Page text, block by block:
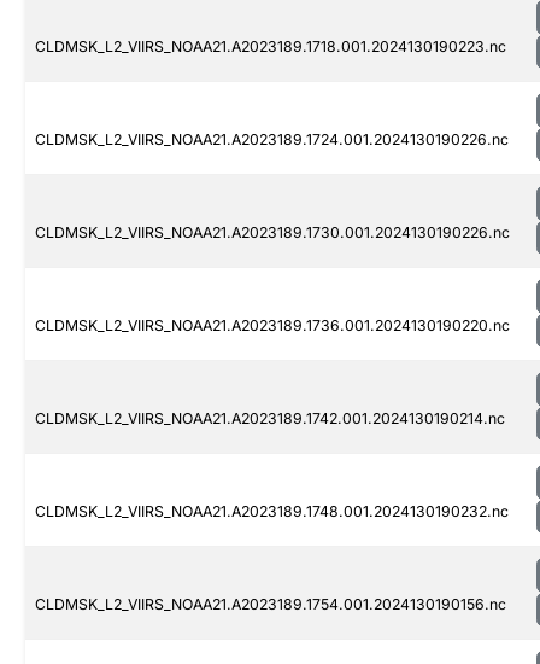
CLDMSK_L2_VIIRS_NOAA21.A2023189.1718.001.2024130190223.nc
CLDMSK_L2_VIIRS_NOAA21.A2023189.1724.001.2024130190226.nc
CLDMSK_L2_VIIRS_NOAA21.A2023189.1730.001.2024130190226.nc
CLDMSK_L2_VIIRS_NOAA21.A2023189.1736.001.2024130190220.nc
CLDMSK_L2_VIIRS_NOAA21.A2023189.1742.001.2024130190214.nc
CLDMSK_L2_VIIRS_NOAA21.A2023189.1748.001.2024130190232.nc
CLDMSK_L2_VIIRS_NOAA21.A2023189.1754.001.2024130190156.nc